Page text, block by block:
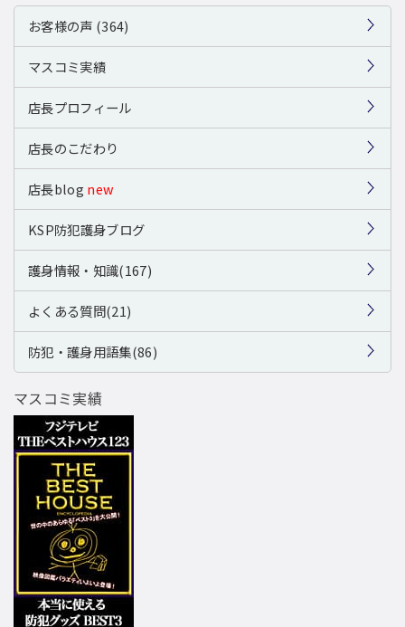
お客様の声 (364)
マスコミ実績
店長プロフィール
店長のこだわり
店長blog new
KSP防犯護身ブログ
護身情報・知識(167)
よくある質問(21)
防犯・護身用語集(86)
マスコミ実績